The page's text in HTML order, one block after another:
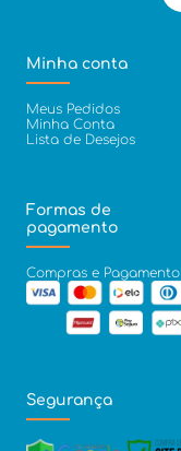
Minha conta
Meus Pedidos
Minha Conta
Lista de Desejos
Formas de
pagamento
Compras e Pagamento
Segurança